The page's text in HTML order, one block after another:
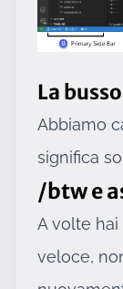
La
Abbiamo
significa
/btw e
A volte
veloce,